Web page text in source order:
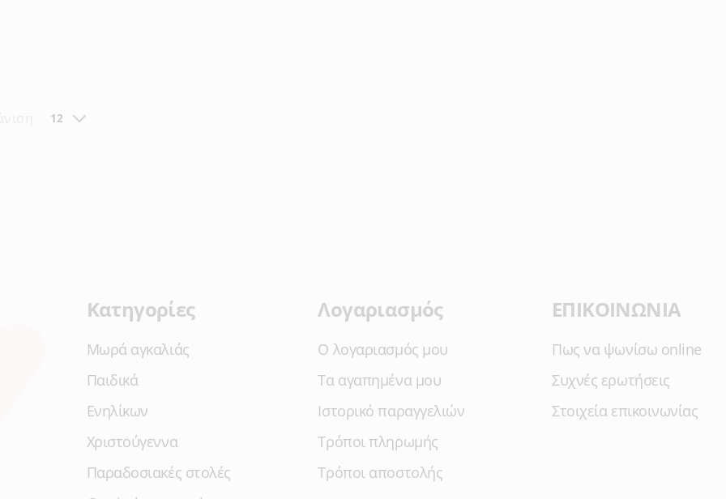
12
Κατηγορίες
Μωρά αγκαλιάς
Παιδικά
Ενηλίκων
Χριστούγεννα
Παραδοσιακές στολές
Λογαριασμός
Ο λογαριασμός μου
Τα αγαπημένα μου
Ιστορικό παραγγελιών
Τρόποι πληρωμής
Τρόποι αποστολής
ΕΠΙΚΟΙΝΩΝΙΑ
Πως να ψωνίσω online
Συχνές ερωτήσεις
Στοιχεία επικοινωνίας